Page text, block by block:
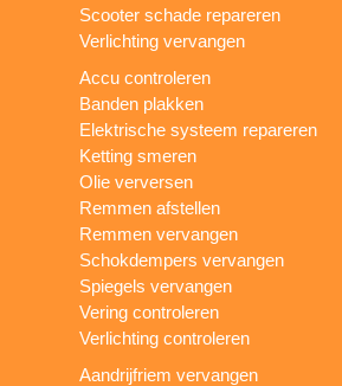
Scooter schade repareren
Verlichting vervangen
Accu controleren
Banden plakken
Elektrische systeem repareren
Ketting smeren
Olie verversen
Remmen afstellen
Remmen vervangen
Schokdempers vervangen
Spiegels vervangen
Vering controleren
Verlichting controleren
Aandrijfriem vervangen